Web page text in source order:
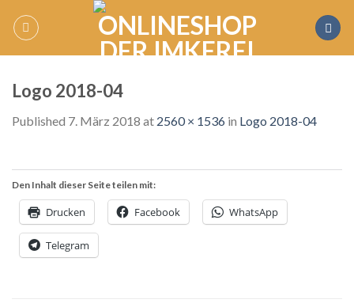
Logo 2018-04
Published 7. März 2018 at 2560 × 1536 in Logo 2018-04
Den Inhalt dieser Seite teilen mit:
Drucken Facebook WhatsApp
Telegram